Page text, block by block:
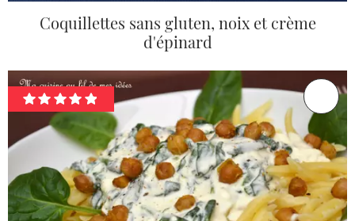
Coquillettes sans gluten, noix et crème
d'épinard